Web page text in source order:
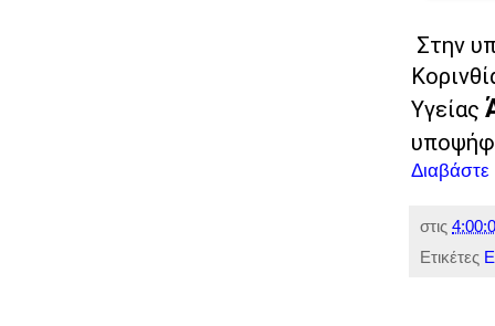
Στην
Υγείας
στις
Ετικέτες